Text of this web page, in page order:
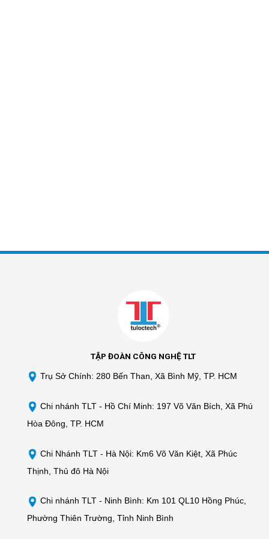
TẬP ĐOÀN CÔNG NGHỆ TLT
Trụ Sở Chính: 280 Bến Than, Xã Bình Mỹ, TP. HCM
Chi nhánh TLT - Hồ Chí Minh: 197 Võ Văn Bích, Xã Phú
Hòa Đông, TP. HCM
Chi Nhánh TLT - Hà Nội: Km6 Võ Văn Kiệt, Xã Phúc
Thịnh, Thủ đô Hà Nội
Chi nhánh TLT - Ninh Bình: Km 101 QL10 Hồng Phúc,
Phường Thiên Trường, Tỉnh Ninh Bình